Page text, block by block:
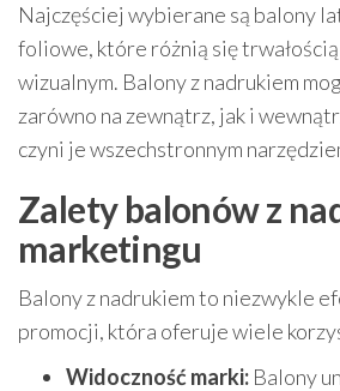
Najczęściej wybierane są balony
foliowe, które różnią się
wizualnym. Balony z nadrukiem
zarówno na zewnątrz, jak i
czyni je wszechstronnym
Zalety balonów z
marketingu
Balony z nadrukiem to niezwykle
promocji, która oferuje wiele
Widoczność marki: Balony